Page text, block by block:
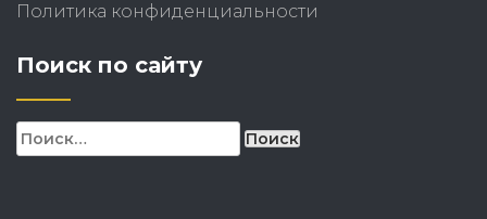
Политика конфиденциальности
Поиск по сайту
Найти: